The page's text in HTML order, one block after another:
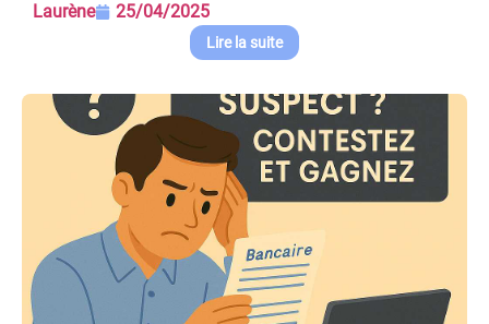
Laurène 25/04/2025
Lire la suite